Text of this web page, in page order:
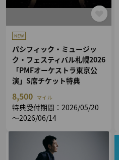
パシフィック・ミュージッ
ク・フェスティバル札幌2026
「PMFオーケストラ東京公
演」S席チケット特典
8,500 マイル
特典受付期間：2026/05/20
～2026/06/14